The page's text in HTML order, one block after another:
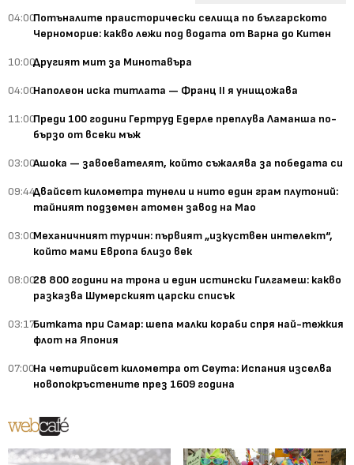
04:00Потъналите праисторически селища по българското
Черноморие: какво лежи под водата от Варна до Китен
10:00Другият мит за Минотавъра
04:00Наполеон иска титлата — Франц II я унищожава
11:00Преди 100 години Гертруд Едерле преплува Ламанша по-
бързо от всеки мъж
03:00Ашока — завоевателят, който съжалява за победата си
09:44Двайсет километра тунели и нито един грам плутоний:
тайният подземен атомен завод на Мао
03:00Механичният турчин: първият „изкуствен интелект“,
който мами Европа близо век
08:0028 800 години на трона и един истински Гилгамеш: какво
разказва Шумерският царски списък
03:17Битката при Самар: шепа малки кораби спря най-тежкия
флот на Япония
07:00На четирийсет километра от Сеута: Испания изселва
новопокръстените през 1609 година